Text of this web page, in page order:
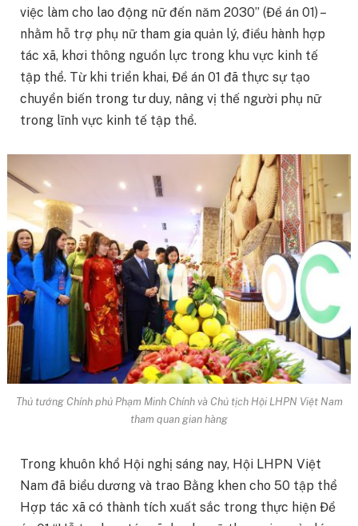
việc làm cho lao động nữ đến năm 2030” (Đề án 01) –
nhằm hỗ trợ phụ nữ tham gia quản lý, điều hành hợp
tác xã, khơi thông nguồn lực trong khu vực kinh tế
tập thể. Từ khi triển khai, Đề án 01 đã thực sự tạo
chuyển biến trong tư duy, nâng vị thế người phụ nữ
trong lĩnh vực kinh tế tập thể.
Thủ tướng Chính phủ Phạm Minh Chính và Chủ tịch Hội LHPN Việt Nam
tham quan gian hàng
Trong khuôn khổ Hội nghị sáng nay, Hội LHPN Việt
Nam đã biểu dương và trao Bằng khen cho 50 tập thể
Hợp tác xã có thành tích xuất sắc trong thực hiện Đề